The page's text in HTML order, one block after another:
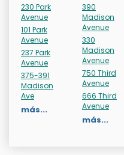
230 Park
Avenue
101 Park
Avenue
237 Park
Avenue
375-391
Madison
Ave
más...
390
Madison
Avenue
330
Madison
Avenue
750 Third
Avenue
666 Third
Avenue
más...